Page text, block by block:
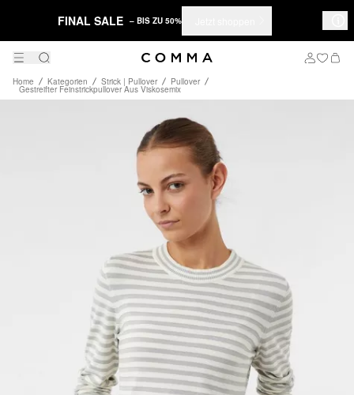
FINAL SALE – BIS ZU 50%
Home Kategorien Strick | Pullover Pullover
Gestreifter Feinstrickpullover Aus Viskosemix